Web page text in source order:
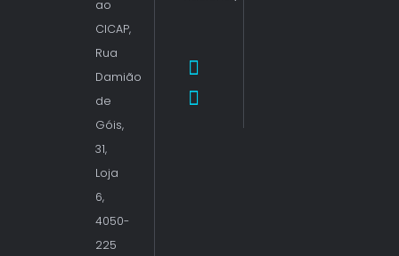
ao
CICAP,
Rua
Damião
de
Góis,
31,
Loja
6,
4050-
225